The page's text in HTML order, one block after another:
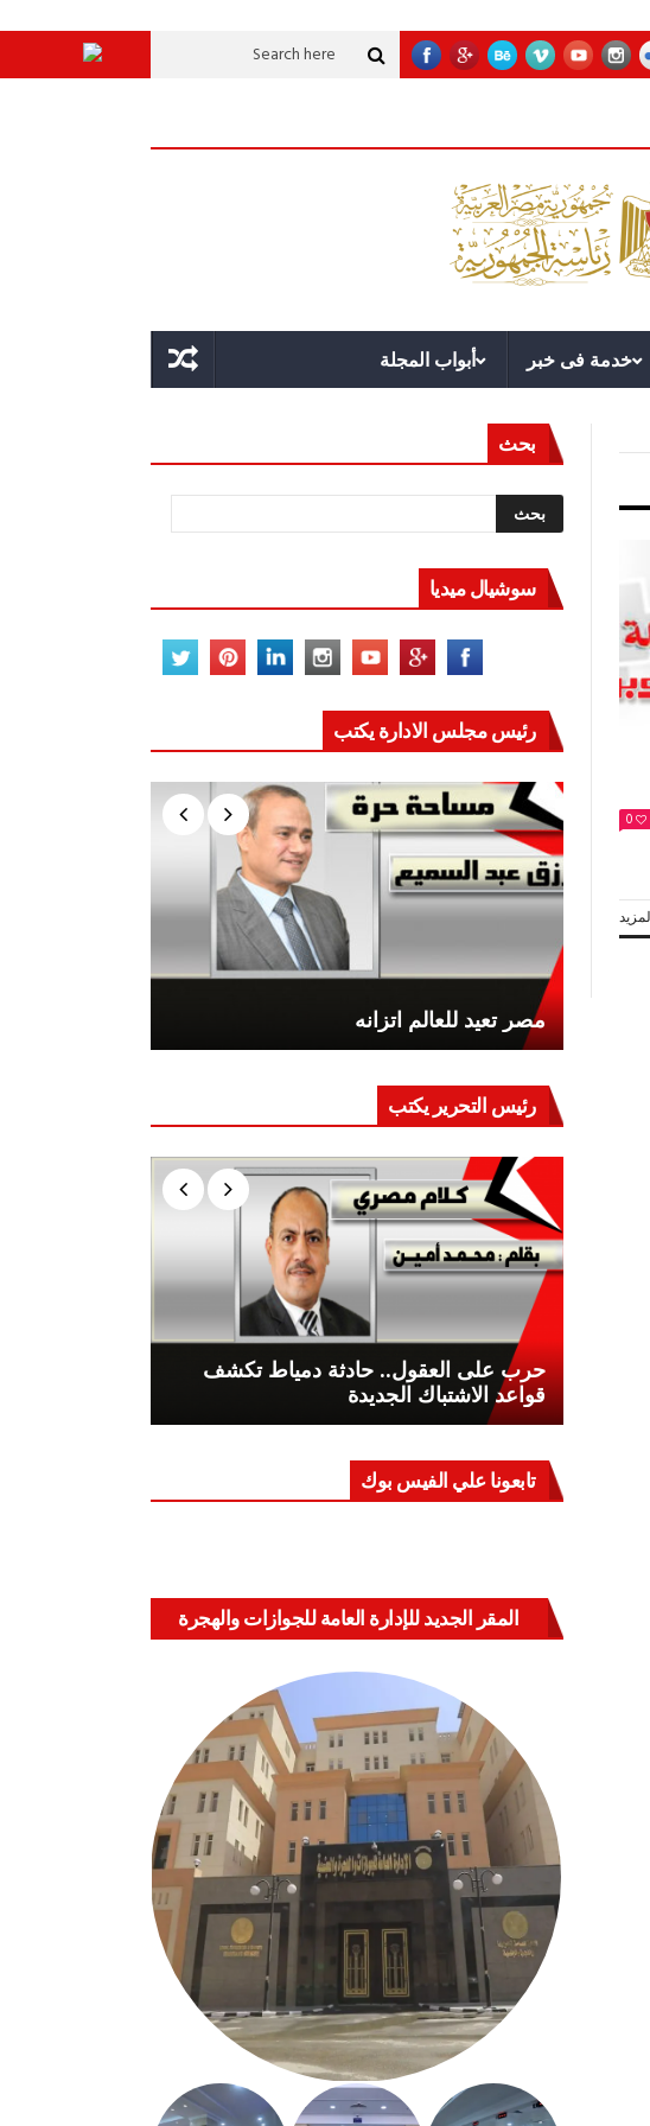
تُنشئ الدول كيانات تنموية عملاقة؟ قوة الدولة.. عندما يصبح التخطيط خط الدفاع الأول
خدمة فى خبر أبواب المجلة
0
بحث
سوشيال ميديا
رئيس مجلس الادارة يكتب
مصر تعيد للعالم اتزانه
رئيس التحرير يكتب
حرب على العقول.. حادثة دمياط تكشف
قواعد الاشتباك الجديدة
تابعونا علي الفيس بوك
المقر الجديد للإدارة العامة للجوازات والهجرة